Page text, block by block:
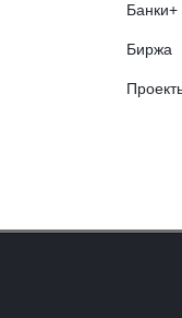
Банки+
Биржа